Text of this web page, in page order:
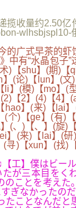
收量约2.50亿
wlhsbjspl10-
广式早茶的虾
中有“水晶包子
shu】(期)【qi
(论)【lun】(
li】(模)【mo】(
【2】(4)【4
hao】(来)【lai
个)【ge】(有)
(、)【、】(旋)
】(来)【lai】(
寻)【xun】(找)
】僕はビール
が三本目をく
ことを考えた
ぎなかったの
ことなんだと